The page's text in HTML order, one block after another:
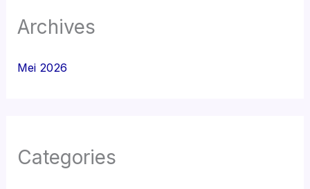
Archives
Mei 2026
Categories